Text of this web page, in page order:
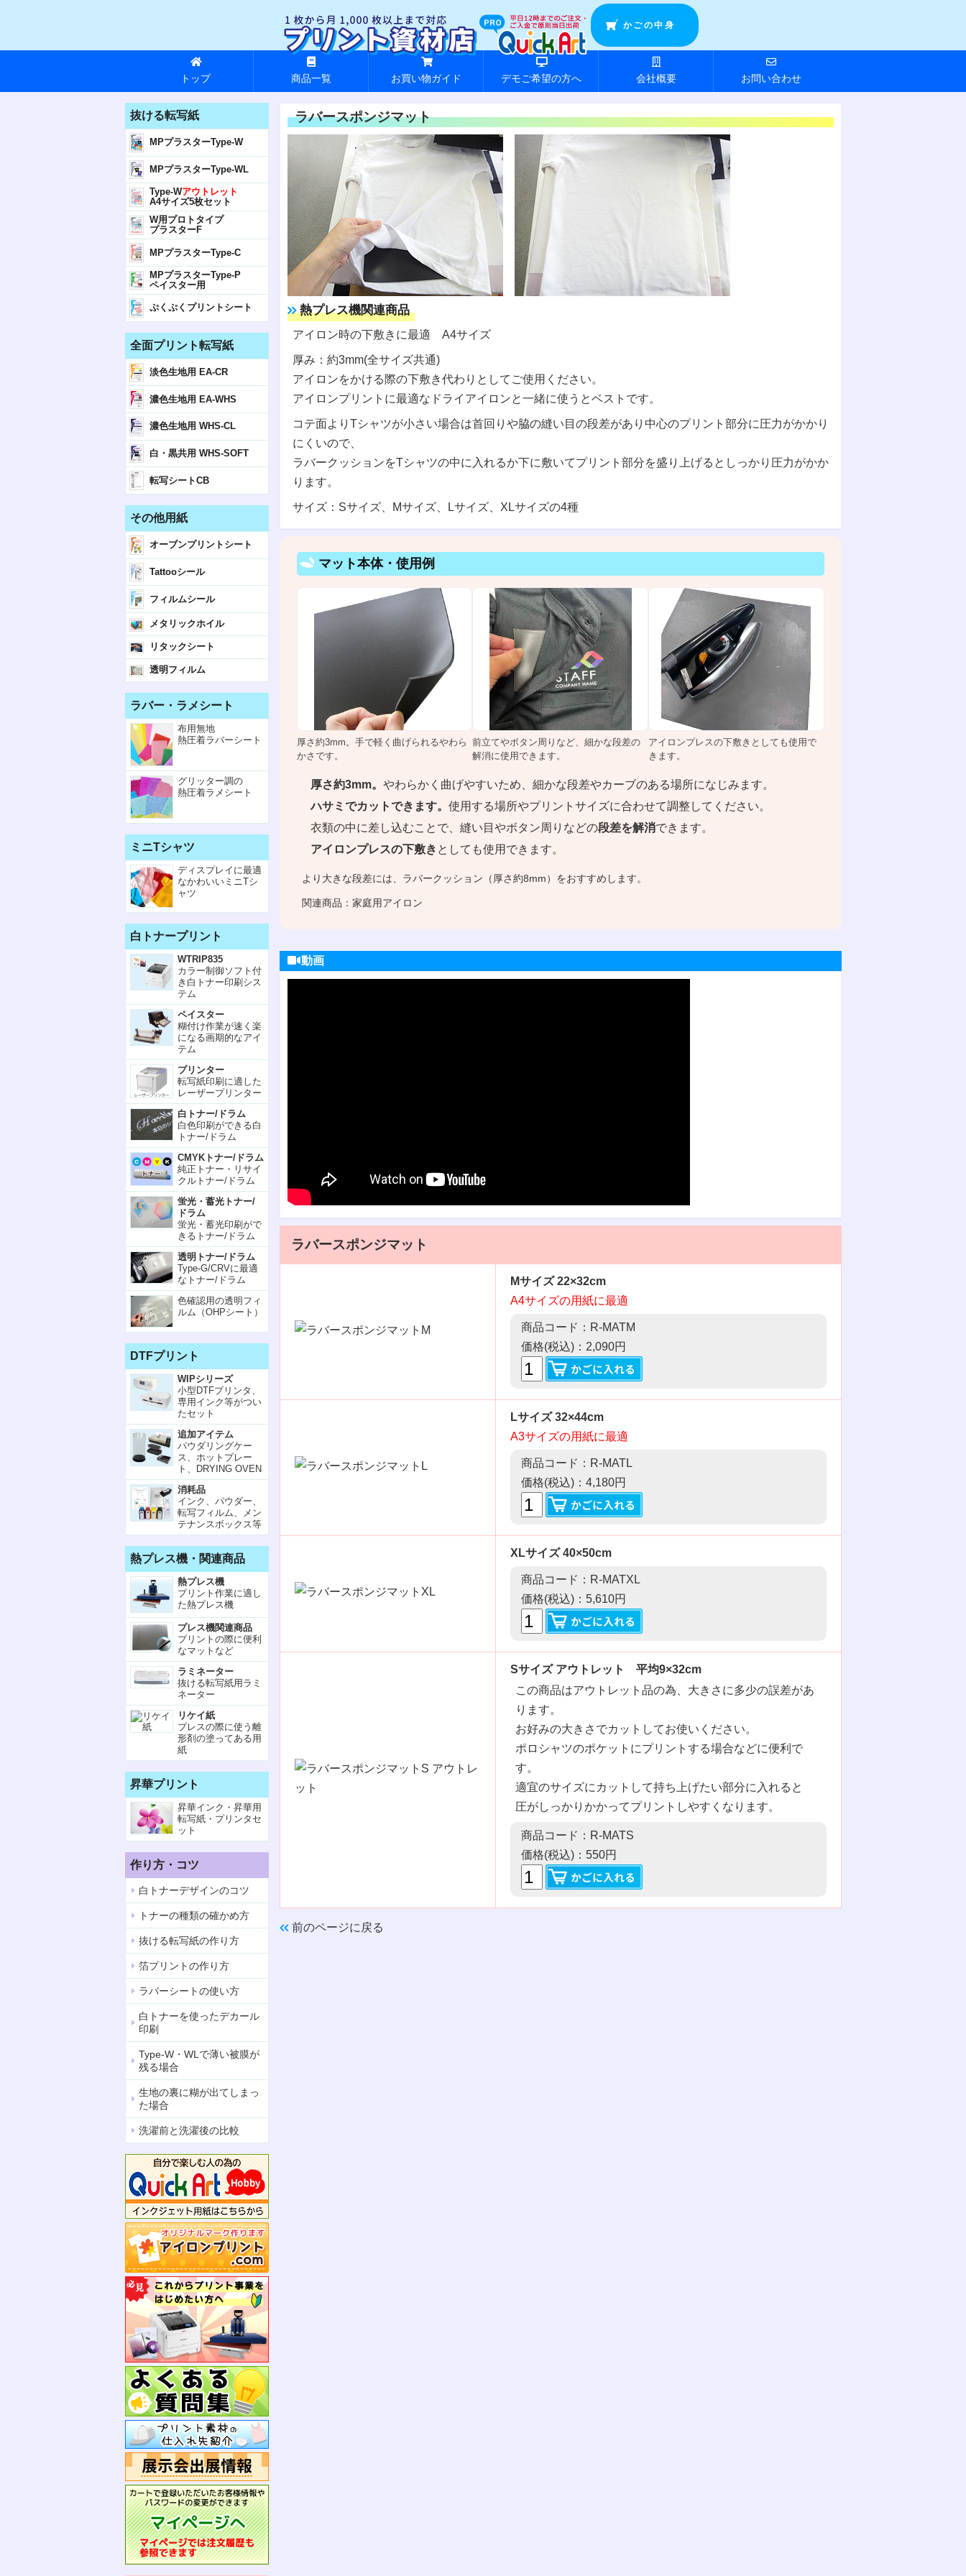
かごの中身
トップ 商品一覧 お買い物ガイド デモご希望の方へ 会社概要 お問い合わせ
ラバースポンジマット
熱プレス機関連商品
アイロン時の下敷きに最適 A4サイズ
厚み：約3mm(全サイズ共通)
アイロンをかける際の下敷き代わりとしてご使用ください。
アイロンプリントに最適なドライアイロンと一緒に使うとベストです。
コテ面よりTシャツが小さい場合は首回りや脇の縫い目の段差があり中心のプリント部分に圧力がかかり
にくいので、
ラバークッションをTシャツの中に入れるか下に敷いてプリント部分を盛り上げるとしっかり圧力がかか
ります。
サイズ：Sサイズ、Mサイズ、Lサイズ、XLサイズの4種
マット本体・使用例
厚さ約3mm。手で軽く曲げられるやわら
かさです。
前立てやボタン周りなど、細かな段差の
解消に使用できます。
アイロンプレスの下敷きとしても使用で
きます。
厚さ約3mm。 やわらかく曲げやすいため、細かな段差やカーブのある場所になじみます。
ハサミでカットできます。 使用する場所やプリントサイズに合わせて調整してください。
衣類の中に差し込むことで、縫い目やボタン周りなどの段差を解消できます。
アイロンプレスの下敷き としても使用できます。
より大きな段差には、 ラバークッション（厚さ約8mm） をおすすめします。
関連商品： 家庭用アイロン
動画
ラバースポンジマット
Mサイズ 22×32cm
A4サイズの用紙に最適
商品コード：R-MATM
価格(税込)：2,090円
Lサイズ 32×44cm
A3サイズの用紙に最適
商品コード：R-MATL
価格(税込)：4,180円
XLサイズ 40×50cm
商品コード：R-MATXL
価格(税込)：5,610円
Sサイズ アウトレット 平均9×32cm
この商品はアウトレット品の為、大きさに多少の誤差があ
ります。
お好みの大きさでカットしてお使いください。
ポロシャツのポケットにプリントする場合などに便利で
す。
適宜のサイズにカットして持ち上げたい部分に入れると
圧がしっかりかかってプリントしやすくなります。
商品コード：R-MATS
価格(税込)：550円
前のページに戻る
抜ける転写紙
MPプラスターType-W
MPプラスターType-WL
Type-Wアウトレット
A4サイズ5枚セット
W用プロトタイプ
プラスターF
MPプラスターType-C
MPプラスターType-P
ペイスター用
ぷくぷくプリントシート
全面プリント転写紙
淡色生地用 EA-CR
濃色生地用 EA-WHS
濃色生地用 WHS-CL
白・黒共用 WHS-SOFT
転写シートCB
その他用紙
オーブンプリントシート
Tattooシール
フィルムシール
メタリックホイル
リタックシート
透明フィルム
ラバー・ラメシート
布用無地
熱圧着ラバーシート
グリッター調の
熱圧着ラメシート
ミニTシャツ
ディスプレイに最適
なかわいいミニTシ
ャツ
白トナープリント
WTRIP835
カラー制御ソフト付
き白トナー印刷シス
テム
ペイスター
糊付け作業が速く楽
になる画期的なアイ
テム
プリンター
転写紙印刷に適した
レーザープリンター
白トナー/ドラム
白色印刷ができる白
トナー/ドラム
CMYKトナー/ドラム
純正トナー・リサイ
クルトナー/ドラム
蛍光・蓄光トナー/
ドラム
蛍光・蓄光印刷がで
きるトナー/ドラム
透明トナー/ドラム
Type-G/CRVに最適
なトナー/ドラム
色確認用の透明フィ
ルム（OHPシート）
DTFプリント
WIPシリーズ
小型DTFプリンタ、
専用インク等がつい
たセット
追加アイテム
パウダリングケー
ス、ホットプレー
ト、DRYING OVEN
消耗品
インク、パウダー、
転写フィルム、メン
テナンスボックス等
熱プレス機・関連商品
熱プレス機
プリント作業に適し
た熱プレス機
プレス機関連商品
プリントの際に便利
なマットなど
ラミネーター
抜ける転写紙用ラミ
ネーター
リケイ紙
プレスの際に使う離
形剤の塗ってある用
紙
昇華プリント
昇華インク・昇華用
転写紙・プリンタセ
ット
作り方・コツ
白トナーデザインのコツ
トナーの種類の確かめ方
抜ける転写紙の作り方
箔プリントの作り方
ラバーシートの使い方
白トナーを使ったデカール
印刷
Type-W・WLで薄い被膜が
残る場合
生地の裏に糊が出てしまっ
た場合
洗濯前と洗濯後の比較